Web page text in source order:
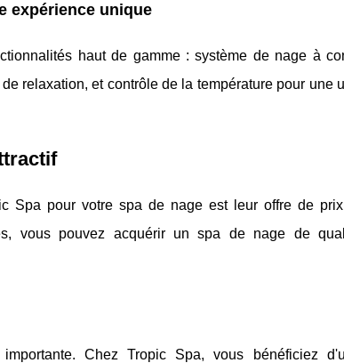
expérience unique
haut de gamme : système de nage à
relaxation, et contrôle de la température pour une
Spa pour votre spa de nage est leur offre de
vous pouvez acquérir un spa de nage de
Chez Tropic Spa, vous bénéficiez